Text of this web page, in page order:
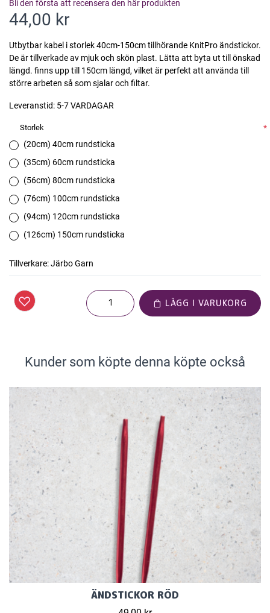
Bli den första att recensera den här produkten
44,00 kr
Utbytbar kabel i storlek 40cm-150cm tillhörande KnitPro ändstickor.
De är tillverkade av mjuk och skön plast. Lätta att byta ut till önskad
längd. finns upp till 150cm längd, vilket är perfekt att använda till
större arbeten så som sjalar och filtar.
Leveranstid: 5-7 VARDAGAR
Storlek
*
(20cm) 40cm rundsticka
(35cm) 60cm rundsticka
(56cm) 80cm rundsticka
(76cm) 100cm rundsticka
(94cm) 120cm rundsticka
(126cm) 150cm rundsticka
Tillverkare:Järbo Garn
LÄGG I VARUKORG
Kunder som köpte denna köpte också
ÄNDSTICKOR RÖD